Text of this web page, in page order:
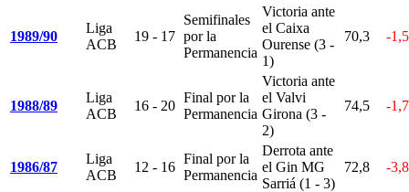
1989/90
Liga
ACB
19 - 17
Semifinales
por la
Permanencia
Victoria ante
el Caixa
Ourense (3 -
1)
70,3 -1,5
1988/89
Liga
ACB
16 - 20
Final por la
Permanencia
Victoria ante
el Valvi
Girona (3 -
2)
74,5 -1,7
1986/87
Liga
ACB
12 - 16
Final por la
Permanencia
Derrota ante
el Gin MG
Sarriá (1 - 3)
72,8 -3,8